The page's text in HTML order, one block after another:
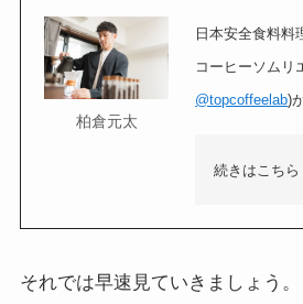
柏倉元太
日本安全食料料
コーヒーソムリ
@topcoffeelab)
続きはこちら
それでは早速見ていきましょう。